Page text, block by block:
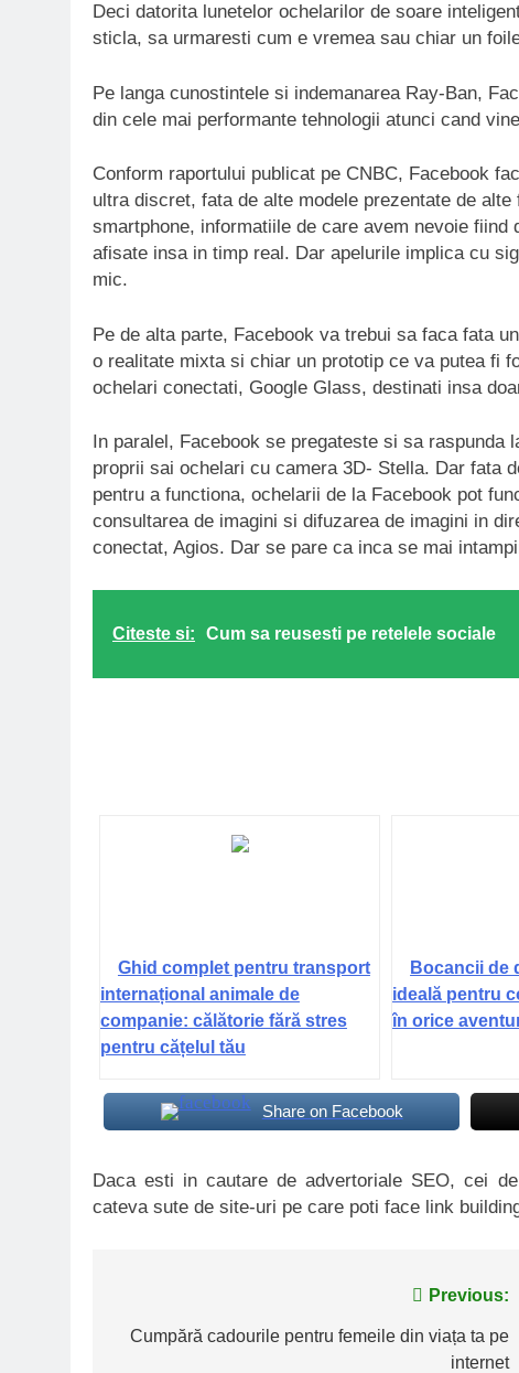
Deci datorita lunetelor ochelarilor de soare
sticla, sa urmaresti cum e vremea sau chiar un
Pe langa cunostintele si indemanarea Ray-Ban,
din cele mai performante tehnologii atunci cand
Conform raportului publicat pe CNBC, Facebook
ultra discret, fata de alte modele prezentate de
smartphone, informatiile de care avem nevoie
afisate insa in timp real. Dar apelurile implica cu
mic.
Pe de alta parte, Facebook va trebui sa faca fata
o realitate mixta si chiar un prototip ce va putea fi
ochelari conectati, Google Glass, destinati insa
In paralel, Facebook se pregateste si sa
proprii sai ochelari cu camera 3D- Stella. Dar fata
pentru a functiona, ochelarii de la Facebook pot
consultarea de imagini si difuzarea de imagini in
conectat, Agios. Dar se pare ca inca se mai
Citeste si: Cum sa reusesti pe retelele sociale
Ghid complet pentru transport
internațional animale de
companie: călătorie fără stres
pentru cățelul tău
Bocancii de
ideală pentru
în orice
Share on Facebook
Daca esti in cautare de advertoriale SEO, cei
cateva sute de site-uri pe care poti face link
în
Previous:
Cumpără cadourile pentru femeile din viața ta pe
internet